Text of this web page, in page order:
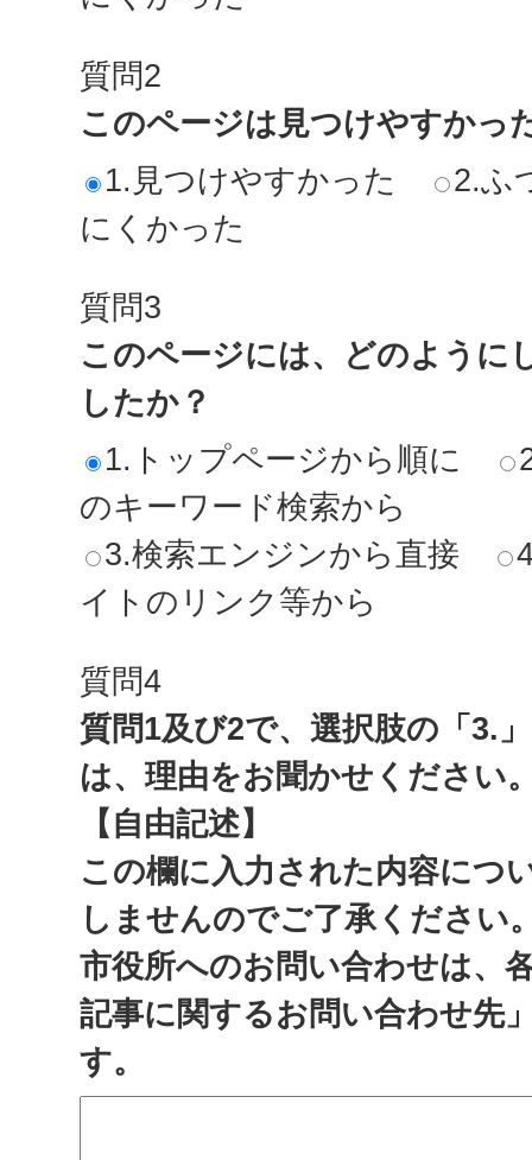
質問2
このページは見つけやすかっ
1.見つけやすかった
2.ふ
にくかった
質問3
このページには、どのように
したか？
1.トップページから順に
のキーワード検索から
3.検索エンジンから直接
イトのリンク等から
質問4
質問1及び2で、選択肢の「3.
は、理由をお聞かせください
【自由記述】
この欄に入力された内容につ
しませんのでご了承ください
市役所へのお問い合わせは、
記事に関するお問い合わせ先
す。